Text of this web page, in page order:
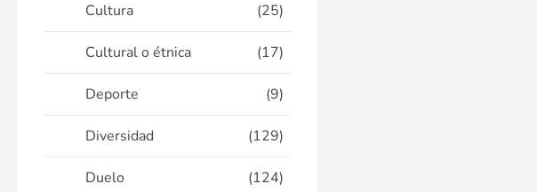
Cultura (25)
Cultural o étnica (17)
Deporte (9)
Diversidad (129)
Duelo (124)